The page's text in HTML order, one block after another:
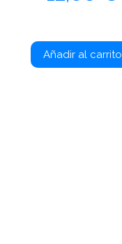
Añadir al carrito